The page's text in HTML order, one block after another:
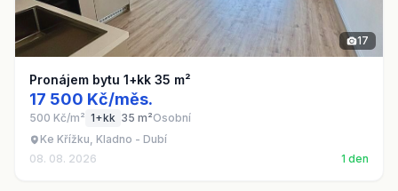
17
Pronájem bytu 1+kk 35 m²
17 500 Kč/měs.
500 Kč/m² 1+kk 35 m²Osobní
Ke Křížku, Kladno - Dubí
08. 08. 2026
1 den